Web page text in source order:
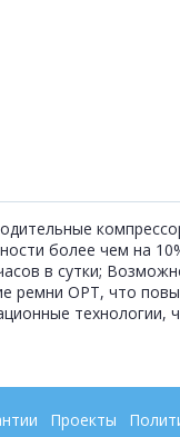
более чем на
в сутки;
ремни ОРТ, что
технологии,
Проекты